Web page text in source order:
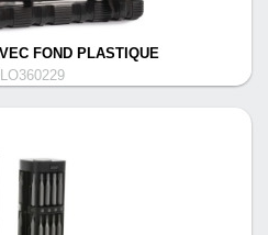
FOND PLASTIQUE